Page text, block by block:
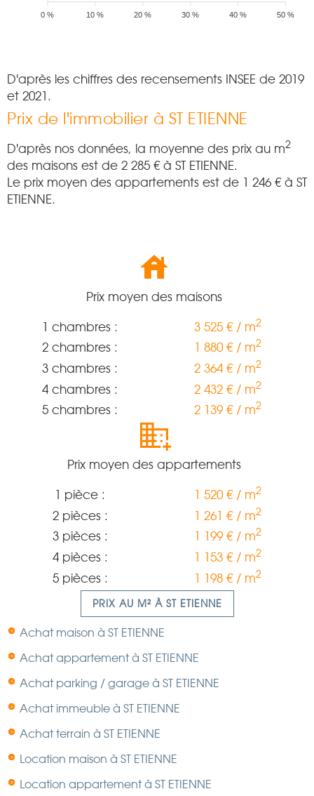
50 %
40 %
30 %
20 %
10 %
0 %
D'après les chiffres des recensements INSEE de 2019
et 2021.
Prix de l'immobilier à ST ETIENNE
D'après nos données, la moyenne des prix au m2
des maisons est de 2 285 € à ST ETIENNE.
Le prix moyen des appartements est de 1 246 € à ST
ETIENNE.
Prix moyen des maisons
1 chambres : 3 525 € / m2
2 chambres : 1 880 € / m2
3 chambres : 2 364 € / m2
4 chambres : 2 432 € / m2
5 chambres : 2 139 € / m2
Prix moyen des appartements
1 pièce : 1 520 € / m2
2 pièces : 1 261 € / m2
3 pièces : 1 199 € / m2
4 pièces : 1 153 € / m2
5 pièces : 1 198 € / m2
PRIX AU M² À ST ETIENNE
Achat maison à ST ETIENNE
Achat appartement à ST ETIENNE
Achat parking / garage à ST ETIENNE
Achat immeuble à ST ETIENNE
Achat terrain à ST ETIENNE
Location maison à ST ETIENNE
Location appartement à ST ETIENNE